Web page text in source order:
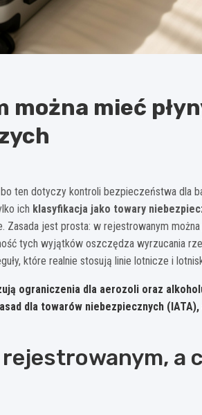
mieć
ten dotyczy kontroli bezpieczeństwa dla
ich klasyfikacja jako towary
Zasada jest prosta: w rejestrowanym
tych wyjątków oszczędza wyrzucania
które realnie stosują linie lotnicze i
ograniczenia dla aerozoli oraz
dla towarów niebezpiecznych (IATA),
rejestrowanym, a